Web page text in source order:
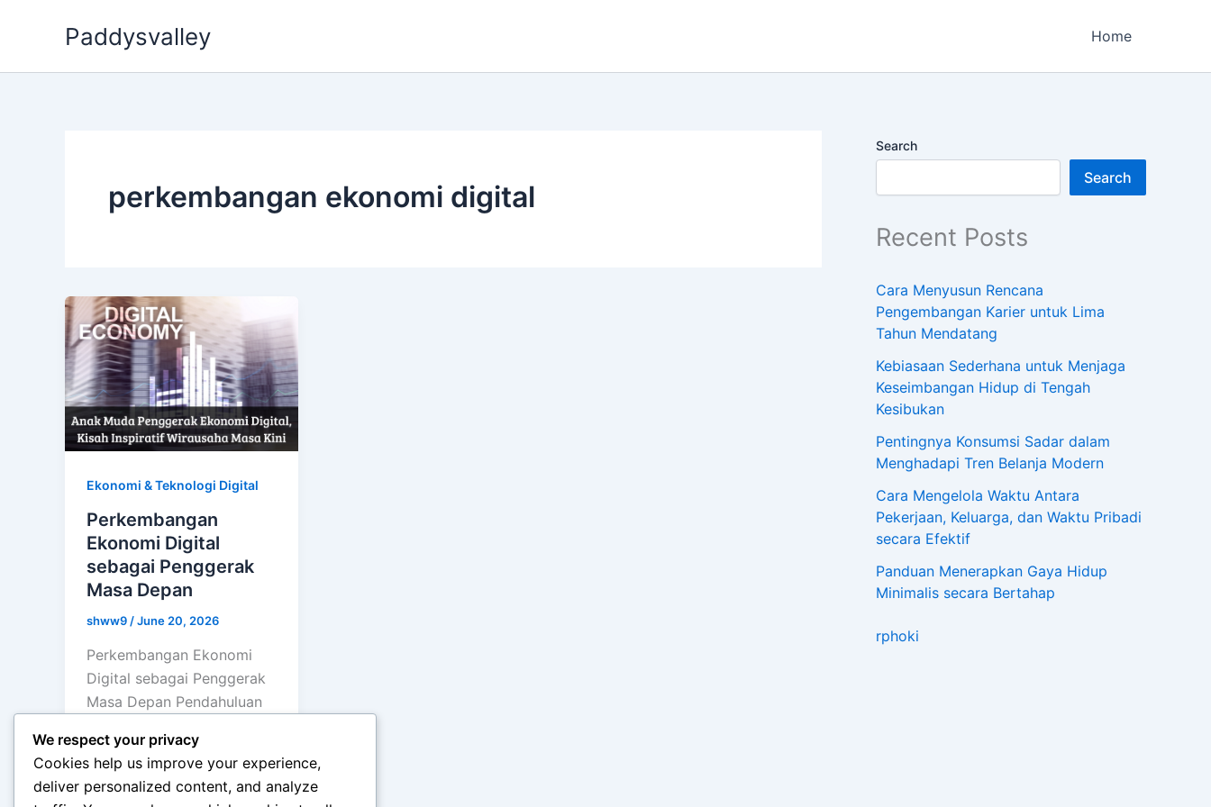
Paddysvalley Home
perkembangan ekonomi digital
Ekonomi & Teknologi Digital
Perkembangan
Ekonomi Digital
sebagai Penggerak
Masa Depan
shww9/June 20, 2026
Perkembangan Ekonomi
Digital sebagai Penggerak
Masa Depan Pendahuluan
informasi dan internet telah
membawa perubahan besar
dalam berbagai sektor […]
Search
Search
Recent Posts
Cara Menyusun Rencana
Pengembangan Karier untuk Lima
Tahun Mendatang
Kebiasaan Sederhana untuk Menjaga
Keseimbangan Hidup di Tengah
Kesibukan
Pentingnya Konsumsi Sadar dalam
Menghadapi Tren Belanja Modern
Cara Mengelola Waktu Antara
Pekerjaan, Keluarga, dan Waktu Pribadi
secara Efektif
Panduan Menerapkan Gaya Hidup
Minimalis secara Bertahap
rphoki
We respect your privacy
Cookies help us improve your experience,
deliver personalized content, and analyze